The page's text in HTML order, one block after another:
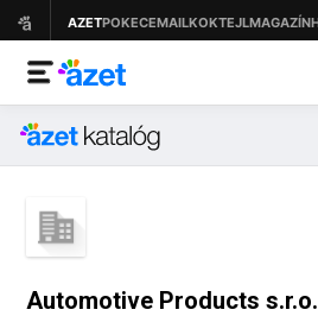
Automotive Products s.r.o.